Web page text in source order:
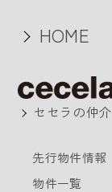
HOME
セセラの仲介
先行物件情報
物件一覧